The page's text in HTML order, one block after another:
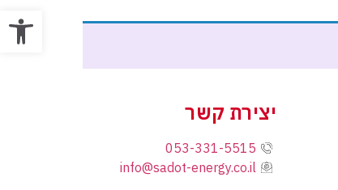
יצירת קשר
053-331-5515
info@sadot-energy.co.il
פתח